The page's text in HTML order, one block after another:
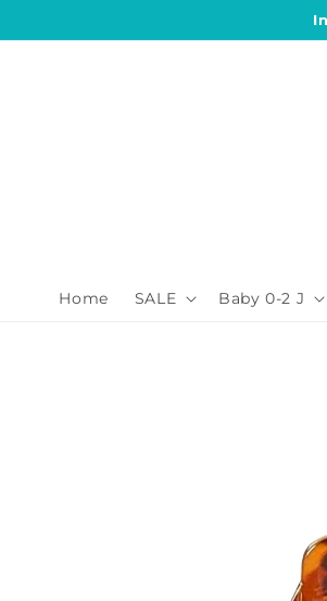
Home SALE Baby 0-2 J